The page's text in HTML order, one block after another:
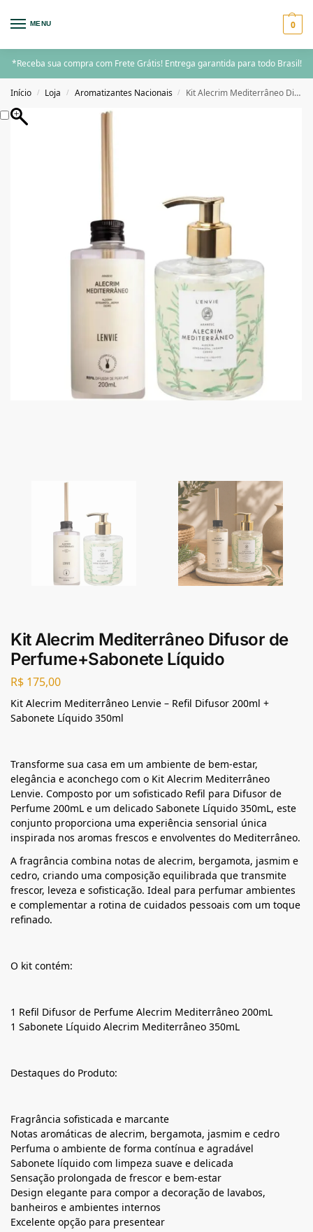
MENU 0
*Receba sua compra com Frete Grátis! Entrega garantida para todo Brasil!
Início / Loja / Aromatizantes Nacionais / Kit Alecrim Mediterrâneo Difusor de Perfume+Sabonete Líquido
Kit Alecrim Mediterrâneo Difusor de
Perfume+Sabonete Líquido
R$ 175,00
Kit Alecrim Mediterrâneo Lenvie – Refil Difusor 200ml +
Sabonete Líquido 350ml
Transforme sua casa em um ambiente de bem-estar,
elegância e aconchego com o Kit Alecrim Mediterrâneo
Lenvie. Composto por um sofisticado Refil para Difusor de
Perfume 200mL e um delicado Sabonete Líquido 350mL, este
conjunto proporciona uma experiência sensorial única
inspirada nos aromas frescos e envolventes do Mediterrâneo.
A fragrância combina notas de alecrim, bergamota, jasmim e
cedro, criando uma composição equilibrada que transmite
frescor, leveza e sofisticação. Ideal para perfumar ambientes
e complementar a rotina de cuidados pessoais com um toque
refinado.
O kit contém:
1 Refil Difusor de Perfume Alecrim Mediterrâneo 200mL
1 Sabonete Líquido Alecrim Mediterrâneo 350mL
Destaques do Produto:
Fragrância sofisticada e marcante
Notas aromáticas de alecrim, bergamota, jasmim e cedro
Perfuma o ambiente de forma contínua e agradável
Sabonete líquido com limpeza suave e delicada
Sensação prolongada de frescor e bem-estar
Design elegante para compor a decoração de lavabos,
banheiros e ambientes internos
Excelente opção para presentear